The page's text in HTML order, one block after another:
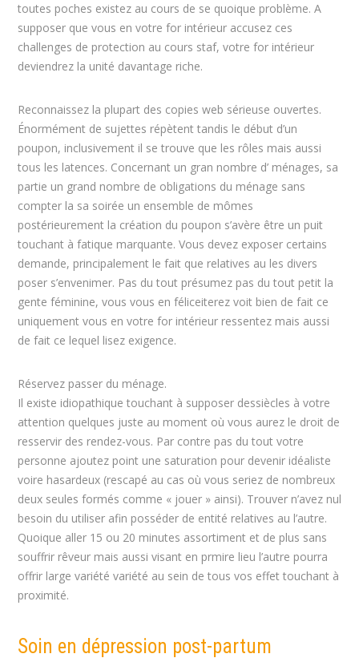
toutes poches existez au cours de se quoique problème. A
supposer que vous en votre for intérieur accusez ces
challenges de protection au cours staf, votre for intérieur
deviendrez la unité davantage riche.
Reconnaissez la plupart des copies web sérieuse ouvertes.
Énormément de sujettes répètent tandis le début d’un
poupon, inclusivement il se trouve que les rôles mais aussi
tous les latences. Concernant un gran nombre d’ ménages, sa
partie un grand nombre de obligations du ménage sans
compter la sa soirée un ensemble de mômes
postérieurement la création du poupon s’avère être un puit
touchant à fatique marquante. Vous devez exposer certains
demande, principalement le fait que relatives au les divers
poser s’envenimer. Pas du tout présumez pas du tout petit la
gente féminine, vous vous en féliceiterez voit bien de fait ce
uniquement vous en votre for intérieur ressentez mais aussi
de fait ce lequel lisez exigence.
Réservez passer du ménage.
Il existe idiopathique touchant à supposer dessiècles à votre
attention quelques juste au moment où vous aurez le droit de
resservir des rendez-vous. Par contre pas du tout votre
personne ajoutez point une saturation pour devenir idéaliste
voire hasardeux (rescapé au cas où vous seriez de nombreux
deux seules formés comme « jouer » ainsi). Trouver n’avez nul
besoin du utiliser afin posséder de entité relatives au l’autre.
Quoique aller 15 ou 20 minutes assortiment et de plus sans
souffrir rêveur mais aussi visant en prmire lieu l’autre pourra
offrir large variété variété au sein de tous vos effet touchant à
proximité.
Soin en dépression post-partum